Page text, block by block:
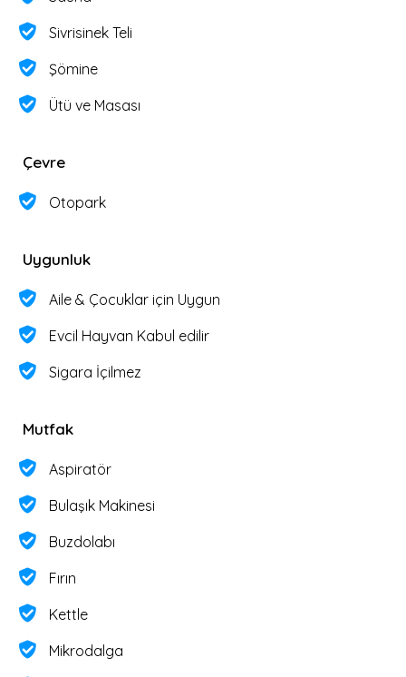
Sivrisinek Teli
Şömine
Ütü ve Masası
Çevre
Otopark
Uygunluk
Aile & Çocuklar için Uygun
Evcil Hayvan Kabul edilir
Sigara İçilmez
Mutfak
Aspiratör
Bulaşık Makinesi
Buzdolabı
Fırın
Kettle
Mikrodalga